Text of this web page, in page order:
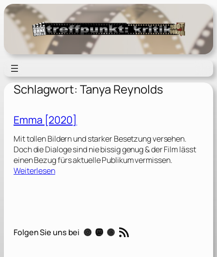
Zum
Inhalt
springen
Schlagwort: Tanya Reynolds
Emma [2020]
Mit tollen Bildern und starker Besetzung versehen.
Doch die Dialoge sind nie bissig genug & der Film lässt
einen Bezug fürs aktuelle Publikum vermissen.
Weiterlesen:
2
Folgen Sie uns bei Instagram Mastodon Threads RSS-Feed